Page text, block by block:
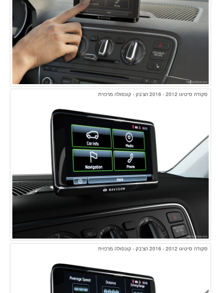
סקודה סיטיגו 2012 - 2016 הצ'בק - קונסולה מרכזית
סקודה סיטיגו 2012 - 2016 הצ'בק - קונסולה מרכזית